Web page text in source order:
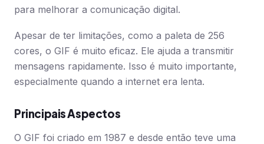
para melhorar a comunicação digital.
Apesar de ter limitações, como a paleta de 256
cores, o GIF é muito eficaz. Ele ajuda a transmitir
mensagens rapidamente. Isso é muito importante,
especialmente quando a internet era lenta.
Principais Aspectos
O GIF foi criado em 1987 e desde então teve uma